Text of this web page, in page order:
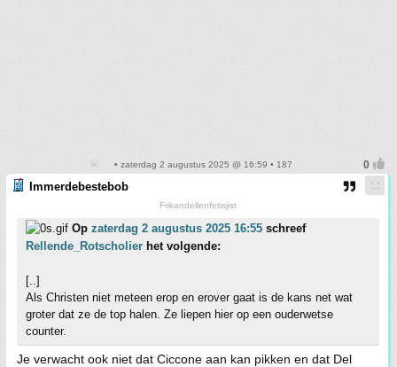
• zaterdag 2 augustus 2025 @ 16:59 • 187
Immerdebestebob
Frikandellenfetisjist
Op zaterdag 2 augustus 2025 16:55 schreef
Rellende_Rotscholier het volgende:
[..]
Als Christen niet meteen erop en erover gaat is de kans net wat
groter dat ze de top halen. Ze liepen hier op een ouderwetse
counter.
Je verwacht ook niet dat Ciccone aan kan pikken en dat Del